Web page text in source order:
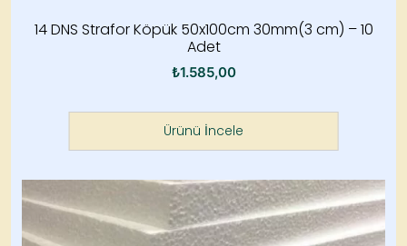
14 DNS Strafor Köpük 50x100cm 30mm(3 cm) – 10
Adet
₺1.585,00
Ürünü İncele